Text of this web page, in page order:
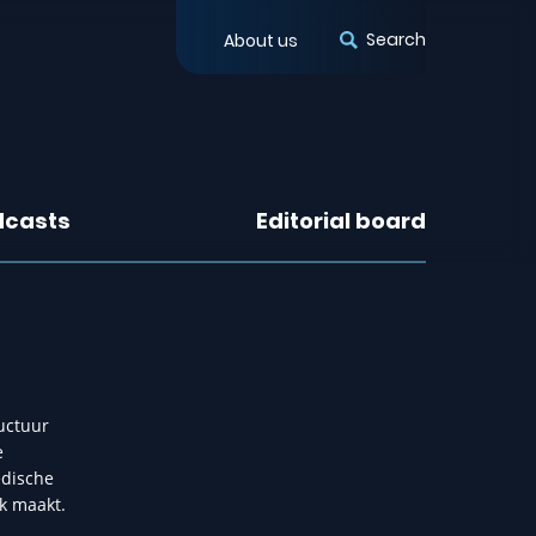
About us Search
Editorial board
maakt.